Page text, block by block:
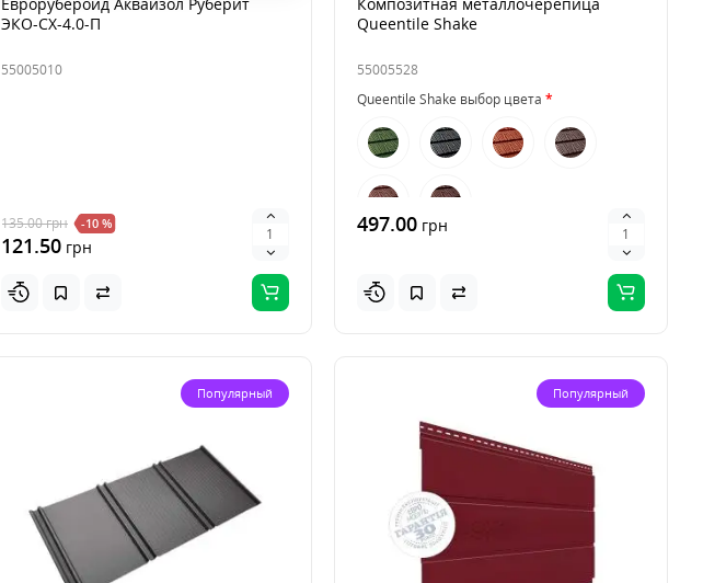
ЭКО-СХ-4.0-П
55005010
135.00грн -10 %
121.50грн
Queentile Shake
55005528
Queentile Shake выбор цвета
497.00грн
Популярный Популярный